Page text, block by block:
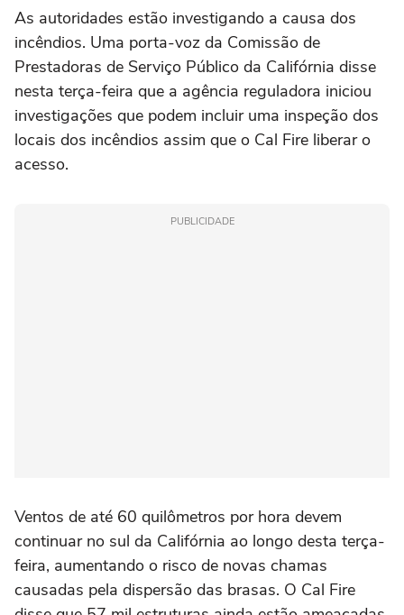
As autoridades estão investigando a causa dos
incêndios. Uma porta-voz da Comissão de
Prestadoras de Serviço Público da Califórnia disse
nesta terça-feira que a agência reguladora iniciou
investigações que podem incluir uma inspeção dos
locais dos incêndios assim que o Cal Fire liberar o
acesso.
PUBLICIDADE
Ventos de até 60 quilômetros por hora devem
continuar no sul da Califórnia ao longo desta terça-
feira, aumentando o risco de novas chamas
causadas pela dispersão das brasas. O Cal Fire